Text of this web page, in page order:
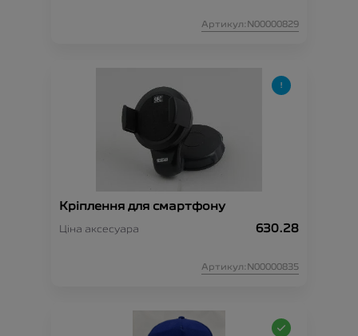
Артикул:N00000829
Кріплення для смартфону
Ціна аксесуара 630.28
Артикул:N00000835